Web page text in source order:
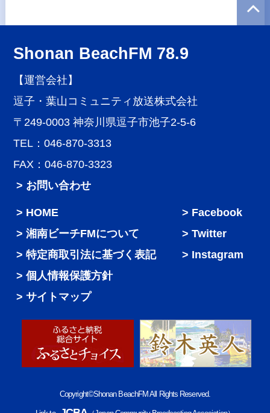
Shonan BeachFM 78.9
【運営会社】
逗子・葉山コミュニティ放送株式会社
〒249-0003 神奈川県逗子市池子2-5-6
TEL：046-870-3313
FAX：046-870-3323
> お問い合わせ
HOME
湘南ビーチFMについて
特定商取引法に基づく表記
個人情報保護方針
サイトマップ
Facebook
Twitter
Instagram
Copyright©Shonan BeachFM All Rights Reserved.